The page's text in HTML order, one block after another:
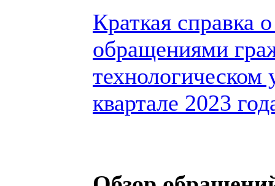
Краткая справка
обращениями
технологическом
квартале 2023